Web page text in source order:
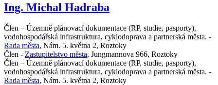
Ing. Michal Hadraba
Člen – Územně plánovací dokumentace (RP, studie, pasporty),
vodohospodářská infrastruktura, cyklodoprava a partnerská města. -
Rada města, Nám. 5. května 2, Roztoky
Člen - Zastupitelstvo města, Jungmannova 966, Roztoky
Člen – Územně plánovací dokumentace (RP, studie, pasporty),
vodohospodářská infrastruktura, cyklodoprava a partnerská města. -
Rada města, Nám. 5. května 2, Roztoky